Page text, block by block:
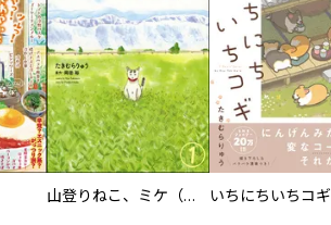
山登りねこ、ミケ（分冊版） いちにちいちコギ